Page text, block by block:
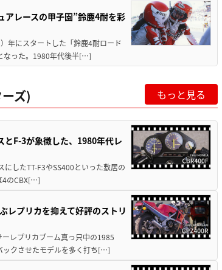
アレースの甲子園”鈴鹿4耐を彩
年にスタートした「鈴鹿4耐ロード
なった。1980年代後半[…]
ズ) もっと見る
とF-3が象徴した、1980年代レ
したTT-F3やSS400といった敷居の
4のCBX[…]
レプリカを抑えて好評のストリ
レプリカブーム真っ只中の1985
ックさせたモデルを多く打ち[…]